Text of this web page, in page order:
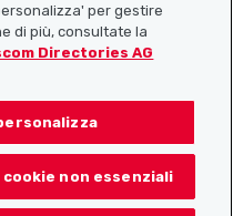
per gestire
di più, consultate la
Directories AG
non essenziali